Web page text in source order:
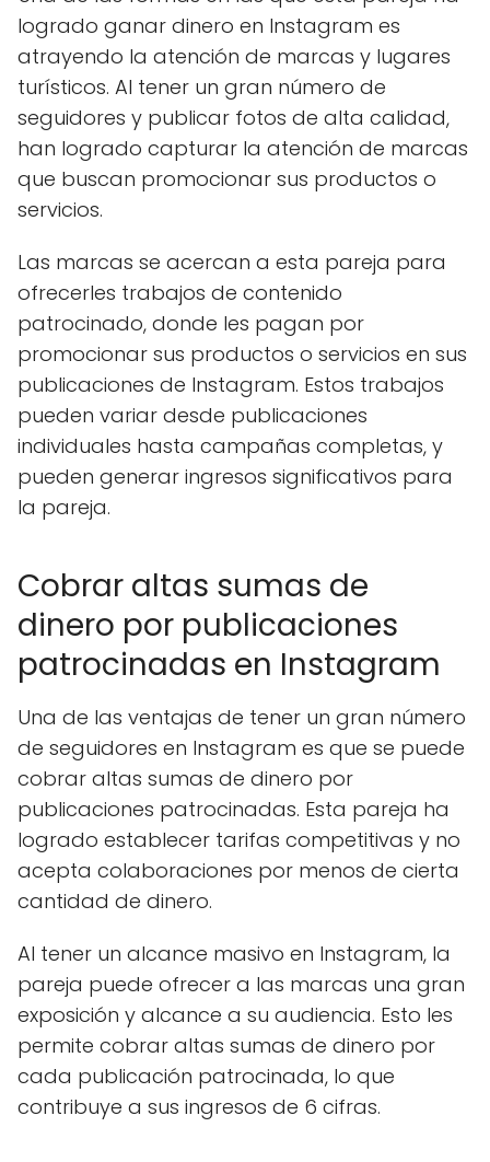
logrado ganar dinero en Instagram es
atrayendo la atención de marcas y lugares
turísticos. Al tener un gran número de
seguidores y publicar fotos de alta calidad,
han logrado capturar la atención de marcas
que buscan promocionar sus productos o
servicios.
Las marcas se acercan a esta pareja para
ofrecerles trabajos de contenido
patrocinado, donde les pagan por
promocionar sus productos o servicios en sus
publicaciones de Instagram. Estos trabajos
pueden variar desde publicaciones
individuales hasta campañas completas, y
pueden generar ingresos significativos para
la pareja.
Cobrar altas sumas de
dinero por publicaciones
patrocinadas en Instagram
Una de las ventajas de tener un gran número
de seguidores en Instagram es que se puede
cobrar altas sumas de dinero por
publicaciones patrocinadas. Esta pareja ha
logrado establecer tarifas competitivas y no
acepta colaboraciones por menos de cierta
cantidad de dinero.
Al tener un alcance masivo en Instagram, la
pareja puede ofrecer a las marcas una gran
exposición y alcance a su audiencia. Esto les
permite cobrar altas sumas de dinero por
cada publicación patrocinada, lo que
contribuye a sus ingresos de 6 cifras.